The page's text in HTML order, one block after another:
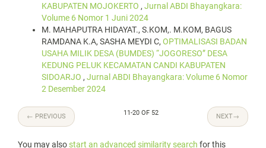
KABUPATEN MOJOKERTO , Jurnal ABDI Bhayangkara:
Volume 6 Nomor 1 Juni 2024
M. MAHAPUTRA HIDAYAT., S.KOM,. M.KOM, BAGUS
RAMDANA K.A, SASHA MEYDI C, OPTIMALISASI BADAN
USAHA MILIK DESA (BUMDES) “JOGORESO” DESA
KEDUNG PELUK KECAMATAN CANDI KABUPATEN
SIDOARJO , Jurnal ABDI Bhayangkara: Volume 6 Nomor
2 Desember 2024
← PREVIOUS 11-20 OF 52 NEXT→
You may also start an advanced similarity search for this